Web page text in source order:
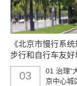
《北京市慢行系
步行和自行车友好
03
01 治理“
京中心城